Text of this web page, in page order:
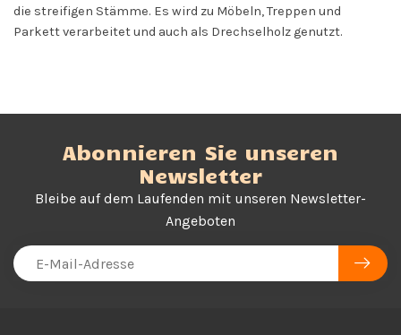
die streifigen Stämme. Es wird zu Möbeln, Treppen und
Parkett verarbeitet und auch als Drechselholz genutzt.
Abonnieren Sie unseren
Newsletter
Bleibe auf dem Laufenden mit unseren Newsletter-
Angeboten